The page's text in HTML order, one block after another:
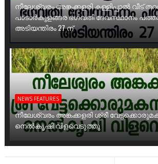
നീലേശ്വരം അങ്കക്കളരി കള്ളിപ്പാൽ വീട്
പാടാർകുളങ്ങര ഭഗവതി ദേവസ്ഥാനം
അടിയന്തിരം 27 ന്
NEWS FEATURES
നീലേശ്വരം അങ്കക്കളരി ശ്രീ
നെൽകൃഷി വിളവെടുത്തു